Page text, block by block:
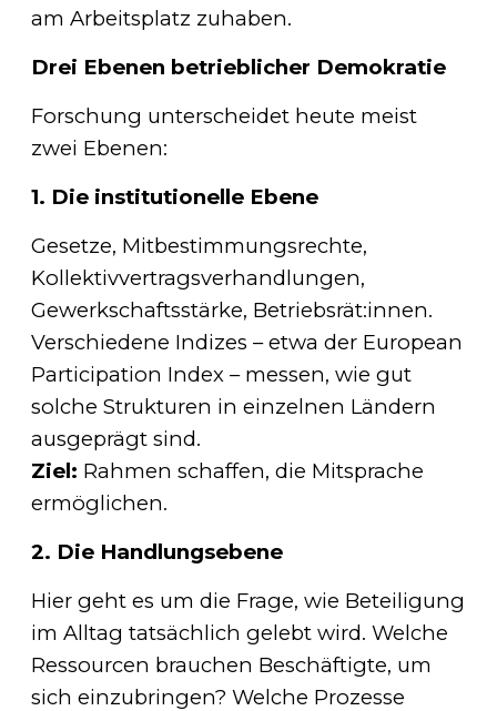
am Arbeitsplatz zuhaben.
Drei Ebenen betrieblicher Demokratie
Forschung unterscheidet heute meist
zwei Ebenen:
1. Die institutionelle Ebene
Gesetze, Mitbestimmungsrechte,
Kollektivvertragsverhandlungen,
Gewerkschaftsstärke, Betriebsrät:innen.
Verschiedene Indizes – etwa der European
Participation Index – messen, wie gut
solche Strukturen in einzelnen Ländern
ausgeprägt sind.
Ziel: Rahmen schaffen, die Mitsprache
ermöglichen.
2. Die Handlungsebene
Hier geht es um die Frage, wie Beteiligung
im Alltag tatsächlich gelebt wird. Welche
Ressourcen brauchen Beschäftigte, um
sich einzubringen? Welche Prozesse